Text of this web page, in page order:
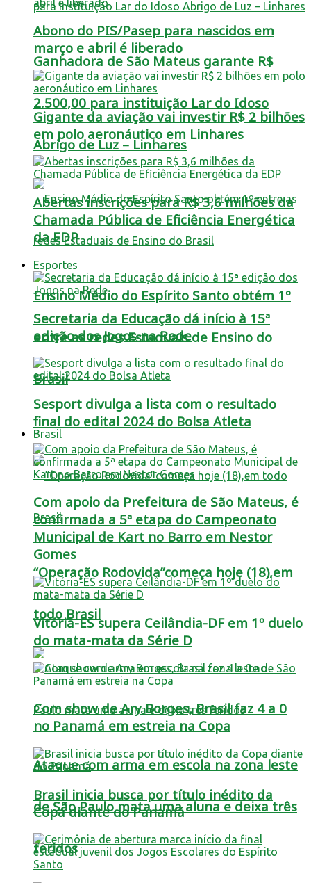
Ganhadora de São Mateus garante R$
2.500,00 para instituição Lar do Idoso
Abrigo de Luz – Linhares
Ensino Médio do Espírito Santo obtém 1º
entre as redes Estaduais de Ensino do
Brasil
Brasil
“Operação Rodovida”começa hoje (18),em
todo Brasil
Ataque com arma em escola na zona leste
de São Paulo mata uma aluna e deixa três
feridos
Abono do PIS/Pasep para nascidos em
março e abril é liberado
Gigante da aviação vai investir R$ 2 bilhões
em polo aeronáutico em Linhares
Abertas inscrições para R$ 3,6 milhões da
Chamada Pública de Eficiência Energética
da EDP
Esportes
Secretaria da Educação dá início à 15ª
edição dos Jogos na Rede
Sesport divulga a lista com o resultado
final do edital 2024 do Bolsa Atleta
Com apoio da Prefeitura de São Mateus, é
confirmada a 5ª etapa do Campeonato
Municipal de Kart no Barro em Nestor
Gomes
Vitória-ES supera Ceilândia-DF em 1º duelo
do mata-mata da Série D
Com show de Ary Borges, Brasil faz 4 a 0
no Panamá em estreia na Copa
Brasil inicia busca por título inédito da
Copa diante do Panamá